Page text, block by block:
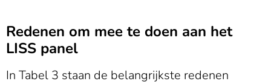
Redenen om mee te doen aan het
LISS panel
In Tabel 3 staan de belangrijkste redenen